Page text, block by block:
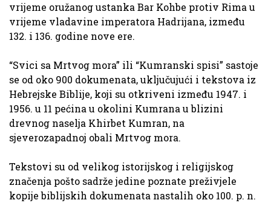
vrijeme oružanog ustanka Bar Kohbe protiv Rima u
vrijeme vladavine imperatora Hadrijana, između
132. i 136. godine nove ere.
“Svici sa Mrtvog mora” ili “Kumranski spisi” sastoje
se od oko 900 dokumenata, uključujući i tekstova iz
Hebrejske Biblije, koji su otkriveni između 1947. i
1956. u 11 pećina u okolini Kumrana u blizini
drevnog naselja Khirbet Kumran, na
sjeverozapadnoj obali Mrtvog mora.
Tekstovi su od velikog istorijskog i religijskog
značenja pošto sadrže jedine poznate preživjele
kopije biblijskih dokumenata nastalih oko 100. p. n.